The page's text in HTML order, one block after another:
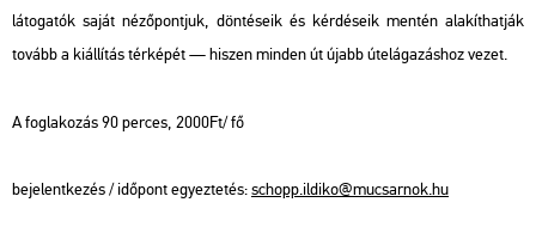
látogatók saját nézőpontjuk, döntéseik és kérdéseik mentén alakíthatják
tovább a kiállítás térképét — hiszen minden út újabb útelágazáshoz vezet.
A foglakozás 90 perces, 2000Ft/ fő
bejelentkezés / időpont egyeztetés:schopp.ildiko@mucsarnok.hu